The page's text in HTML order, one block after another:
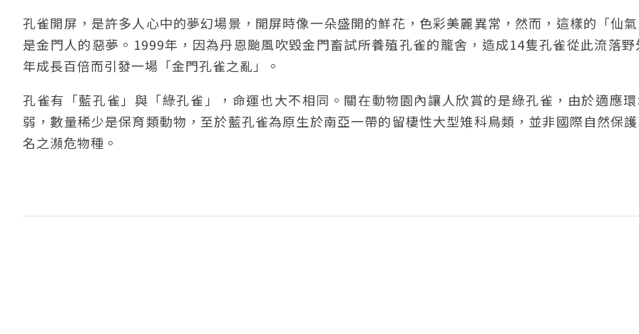
孔雀開屏，是許多人心中的夢幻場景，開屏時像一朵盛開的鮮花，色彩美麗異常，然而，這樣的「仙
是金門人的惡夢。1999年，因為丹恩颱風吹毀金門畜試所養殖孔雀的籠舍，造成14隻孔雀從此流落野
年成長百倍而引發一場「金門孔雀之亂」。
孔雀有「藍孔雀」與「綠孔雀」，命運也大不相同。關在動物園內讓人欣賞的是綠孔雀，由於適應
弱，數量稀少是保育類動物，至於藍孔雀為原生於南亞一帶的留棲性大型雉科鳥類，並非國際自然保
名之瀕危物種。